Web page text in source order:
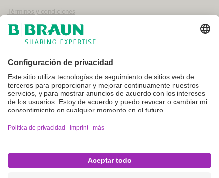
Términos y condiciones
Aviso legal y condiciones de uso
Política de privacidad
Canal interno de información
Configuración de cookies
No todos los productos que aparecen en esta web están registrados y
de uso y presentación de dichos productos pueden variar en función
producto. Las imágenes de los productos que pueden aparecer en la
web son solo de referencia.